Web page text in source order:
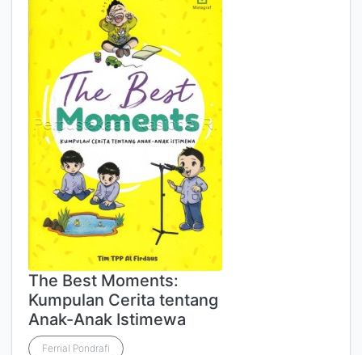
The Best Moments:
Kumpulan Cerita tentang
Anak-Anak Istimewa
Ferrial Pondrafi